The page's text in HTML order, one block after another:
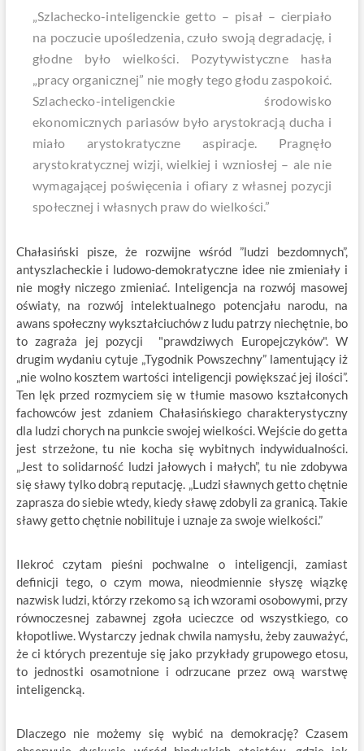
„Szlachecko-inteligenckie getto – pisał – cierpiało
na poczucie upośledzenia, czuło swoją degradację, i
głodne było wielkości. Pozytywistyczne hasła
„pracy organicznej” nie mogły tego głodu zaspokoić.
Szlachecko-inteligenckie środowisko
ekonomicznych pariasów było arystokracją ducha i
miało arystokratyczne aspiracje. Pragnęło
arystokratycznej wizji, wielkiej i wzniosłej – ale nie
wymagającej poświęcenia i ofiary z własnej pozycji
społecznej i własnych praw do wielkości.”
Chałasiński pisze, że rozwijne wśród ”ludzi bezdomnych”,
antyszlacheckie i ludowo-demokratyczne idee nie zmieniały i
nie mogły niczego zmieniać. Inteligencja na rozwój masowej
oświaty, na rozwój intelektualnego potencjału narodu, na
awans społeczny wykształciuchów z ludu patrzy niechętnie, bo
to zagraża jej pozycji "prawdziwych Europejczyków". W
drugim wydaniu cytuje „Tygodnik Powszechny” lamentujący iż
„nie wolno kosztem wartości inteligencji powiększać jej ilości”.
Ten lęk przed rozmyciem się w tłumie masowo kształconych
fachowców jest zdaniem Chałasińskiego charakterystyczny
dla ludzi chorych na punkcie swojej wielkości. Wejście do getta
jest strzeżone, tu nie kocha się wybitnych indywidualności.
„Jest to solidarność ludzi jałowych i małych”, tu nie zdobywa
się sławy tylko dobrą reputację. „Ludzi sławnych getto chętnie
zaprasza do siebie wtedy, kiedy sławę zdobyli za granicą. Takie
sławy getto chętnie nobilituje i uznaje za swoje wielkości.”
Ilekroć czytam pieśni pochwalne o inteligencji, zamiast
definicji tego, o czym mowa, nieodmiennie słyszę wiązkę
nazwisk ludzi, którzy rzekomo są ich wzorami osobowymi, przy
równoczesnej zabawnej zgoła ucieczce od wszystkiego, co
kłopotliwe. Wystarczy jednak chwila namysłu, żeby zauważyć,
że ci których prezentuje się jako przykłady grupowego etosu,
to jednostki osamotnione i odrzucane przez ową warstwę
inteligencką.
Dlaczego nie możemy się wybić na demokrację? Czasem